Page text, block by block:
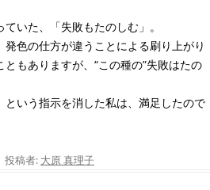
いた、「失敗もたのしむ」。
色の仕方が違うことによる刷り上がり
もありますが、“この種の”失敗はたの
という指示を消した私は、満足したので
投稿者: 大原 真理子